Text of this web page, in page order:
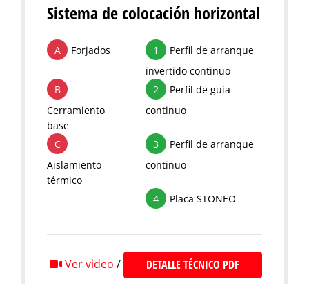
Sistema de colocación horizontal
A Forjados 1
Perfil de arranque
invertido continuo
B
Cerramiento
base
2
Perfil de guía
continuo
C
Aislamiento
térmico
3
Perfil de arranque
continuo
4 Placa STONEO
Ver video / DETALLE TÉCNICO PDF